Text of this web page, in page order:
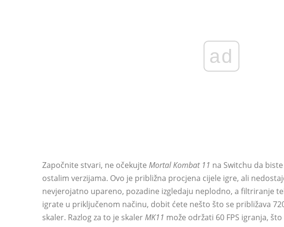
ad
Započnite stvari, ne očekujte Mortal Kombat 11 na Switchu da
ostalim verzijama. Ovo je približna procjena cijele igre, ali
nevjerojatno upareno, pozadine izgledaju neplodno, a filtriranje
igrate u priključenom načinu, dobit ćete nešto što se približava
skaler. Razlog za to je skalerMK11 može održati 60 FPS igranja,